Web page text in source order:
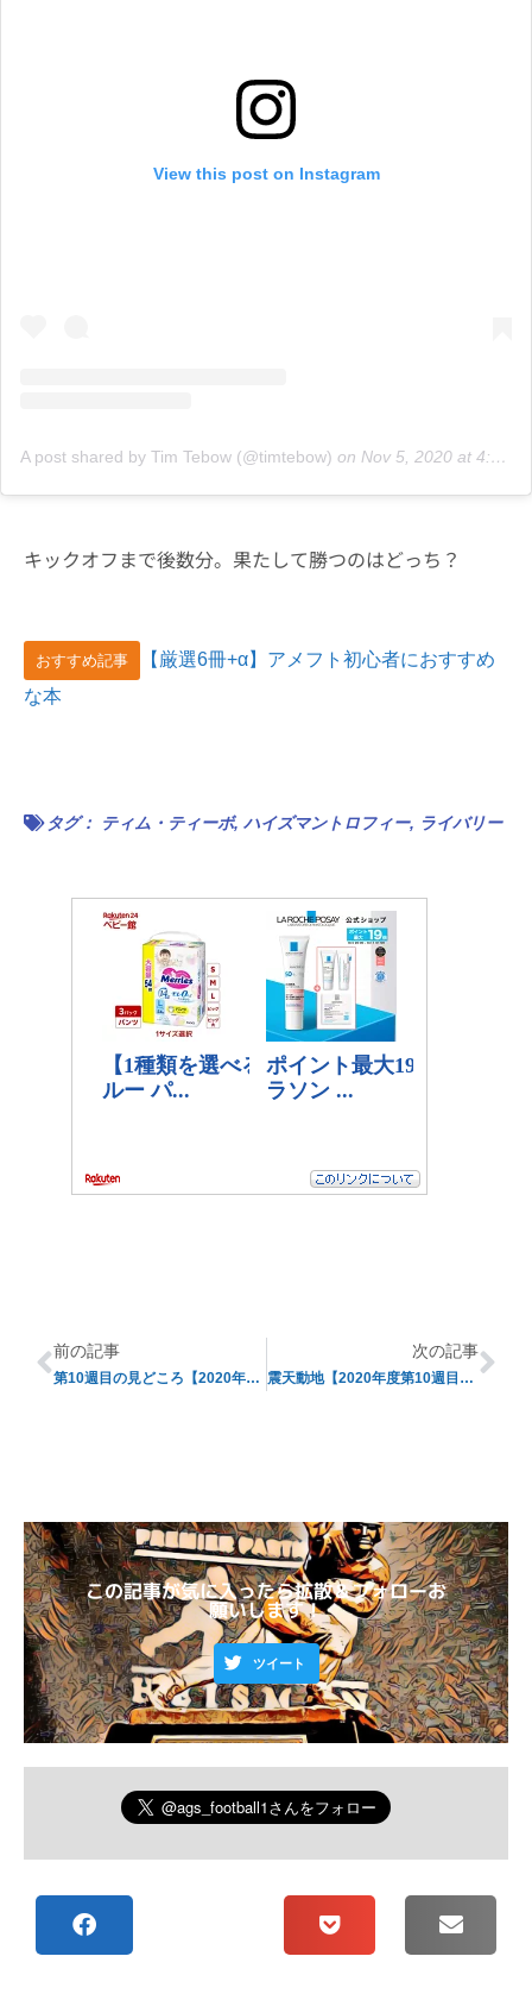
View this post on Instagram
A post shared by Tim Tebow (@timtebow) on Nov 5, 2020 at 4:51am PST
キックオフまで後数分。果たして勝つのはどっち？
おすすめ記事
【厳選6冊+α】アメフト初心者におすすめ
な本
タグ： ティム・ティーボ, ハイズマントロフィー, ライバリー
前の記事
第10週目の見どころ【2020年度シーズン】
次の記事
震天動地【2020年度第10週目レビュー】
この記事が気に入ったら拡散＆フォローお
願いします！
ツイート